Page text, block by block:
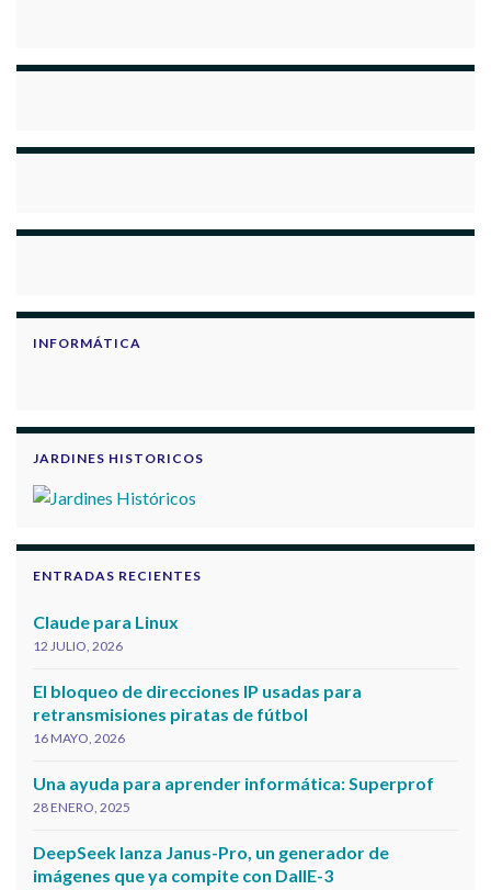
INFORMÁTICA
JARDINES HISTORICOS
ENTRADAS RECIENTES
Claude para Linux
12 JULIO, 2026
El bloqueo de direcciones IP usadas para
retransmisiones piratas de fútbol
16 MAYO, 2026
Una ayuda para aprender informática: Superprof
28 ENERO, 2025
DeepSeek lanza Janus-Pro, un generador de
imágenes que ya compite con DallE-3